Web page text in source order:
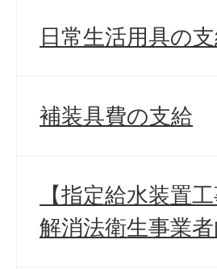
日常生活用具の
補装具費の支給
【指定給水装置
解消法衛生事業